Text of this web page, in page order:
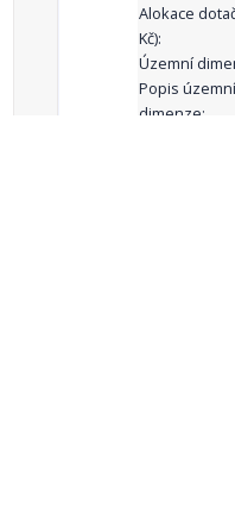
Alokace
Kč):
Územní
Popis územní
dimenze: